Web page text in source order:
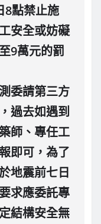
8點禁止施
安全或妨礙
9萬元的罰
委請第三方
過去如遇到
師、專任工
即可，為了
地震前七日
求應委託專
結構安全無